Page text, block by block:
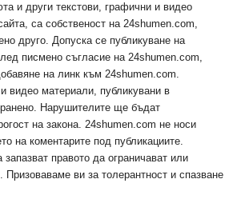
и други текстови, графични и видео
са собственост на 24shumen.com,
друго. Допуска се публикуване на
писмено съгласие на 24shumen.com,
на линк към 24shumen.com.
видео материали, публикувани в
Нарушителите ще бъдат
на закона. 24shumen.com не носи
на коментарите под публикациите.
правото да ограничават или
Призоваваме ви за толерантност и спазване